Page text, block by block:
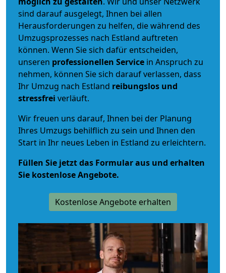
sind darauf ausgelegt, Ihnen bei allen
Herausforderungen zu helfen, die während des
Umzugsprozesses nach Estland auftreten
können. Wenn Sie sich dafür entscheiden,
unseren professionellen Service in Anspruch zu
nehmen, können Sie sich darauf verlassen, dass
Ihr Umzug nach Estland reibungslos und
stressfrei verläuft.
Wir freuen uns darauf, Ihnen bei der Planung
Ihres Umzugs behilflich zu sein und Ihnen den
Start in Ihr neues Leben in Estland zu erleichtern.
Füllen Sie jetzt das Formular aus und erhalten
Sie kostenlose Angebote.
Kostenlose Angebote erhalten